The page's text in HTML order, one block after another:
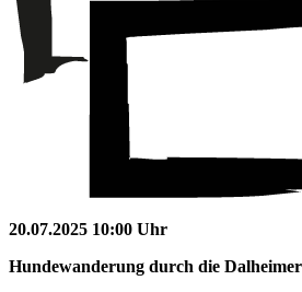
20.07.2025 10:00 Uhr
Hundewanderung durch die